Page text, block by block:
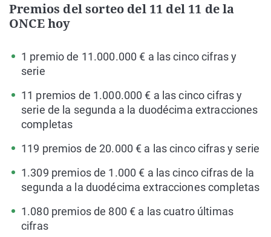
Premios del sorteo del 11 del 11 de la
ONCE hoy
1 premio de 11.000.000 € a las cinco cifras y
serie
11 premios de 1.000.000 € a las cinco cifras y
serie de la segunda a la duodécima extracciones
completas
119 premios de 20.000 € a las cinco cifras y serie
1.309 premios de 1.000 € a las cinco cifras de la
segunda a la duodécima extracciones completas
1.080 premios de 800 € a las cuatro últimas
cifras